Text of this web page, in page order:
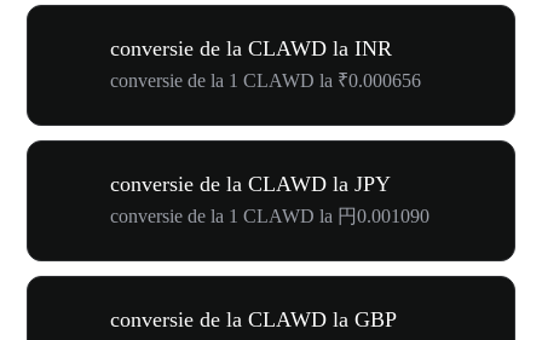
conversie de la CLAWD la INR
conversie de la 1 CLAWD la ₹0.000656
conversie de la CLAWD la JPY
conversie de la 1 CLAWD la 円0.001090
conversie de la CLAWD la GBP